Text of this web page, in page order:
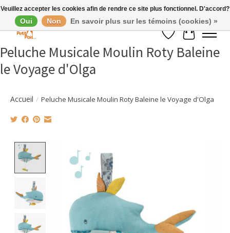
Liste de souhaits
Panier
Peluche Musicale Moulin Roty Baleine
le Voyage d'Olga
Accueil / Peluche Musicale Moulin Roty Baleine le Voyage d'Olga
Product image slideshow Items
Veuillez accepter les cookies afin de rendre ce site plus fonctionnel. D'accord?
Oui Non En savoir plus sur les témoins (cookies) »